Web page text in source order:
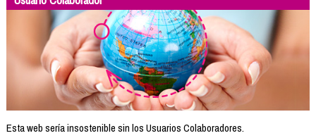
Esta web sería insostenible sin los Usuarios Colaboradores.